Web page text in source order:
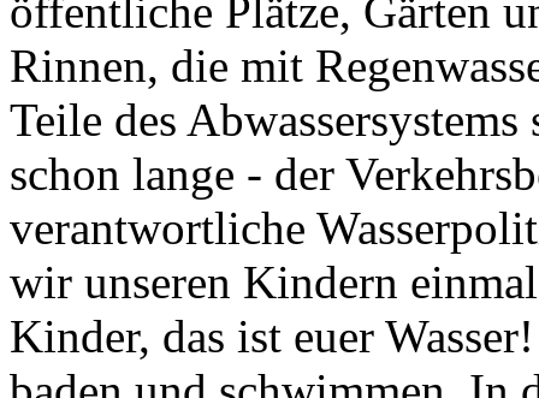
öffentliche Plätze, Gärten
Rinnen, die mit
Teile des
schon lange - der
verantwortliche
wir unseren Kindern
Kinder, das ist euer